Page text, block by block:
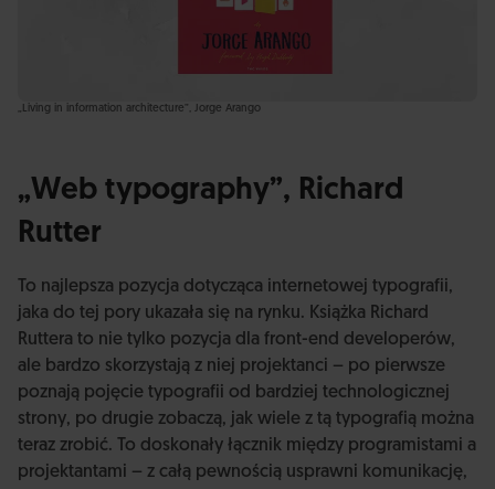
„Living in information architecture”, Jorge Arango
„Web typography”, Richard
Rutter
To najlepsza pozycja dotycząca internetowej typografii,
jaka do tej pory ukazała się na rynku. Książka Richard
Ruttera to nie tylko pozycja dla front-end developerów,
ale bardzo skorzystają z niej projektanci – po pierwsze
poznają pojęcie typografii od bardziej technologicznej
strony, po drugie zobaczą, jak wiele z tą typografią można
teraz zrobić. To doskonały łącznik między programistami a
projektantami – z całą pewnością usprawni komunikację,